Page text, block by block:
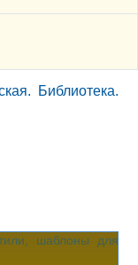
Библиотека.